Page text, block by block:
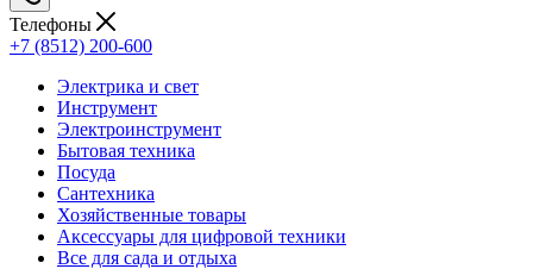
Телефоны
+7 (8512) 200-600
Электрика и свет
Инструмент
Электроинструмент
Бытовая техника
Посуда
Сантехника
Хозяйственные товары
Аксессуары для цифровой техники
Все для сада и отдыха